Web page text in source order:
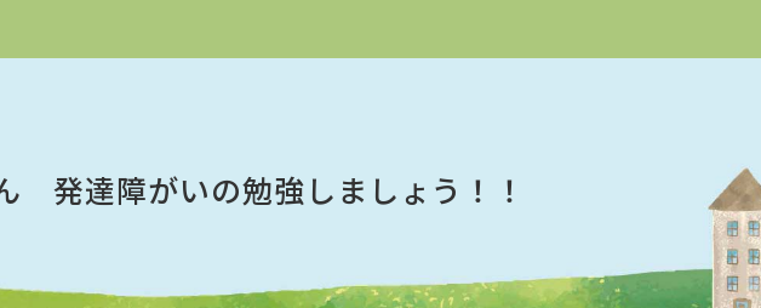
発達障がいの勉強しましょう！！